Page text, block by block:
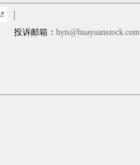
投诉邮箱： hyts@huayuanstock.com